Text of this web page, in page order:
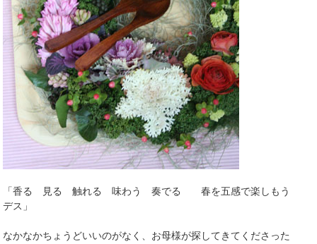
「香る 見る 触れる 味わう 奏でる 春を五感で楽しもう
デス」
なかなかちょうどいいのがなく、お母様が探してきてくださった